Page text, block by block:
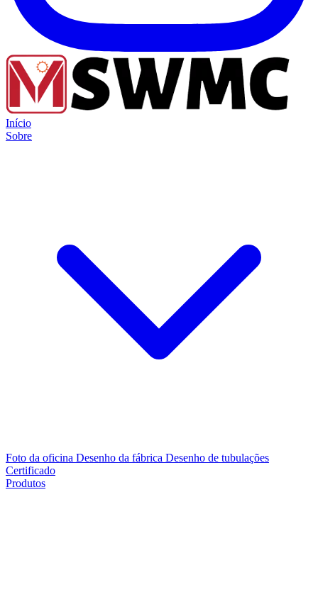
Início
Sobre
Foto da oficina Desenho da fábrica Desenho de tubulações
Certificado
Produtos